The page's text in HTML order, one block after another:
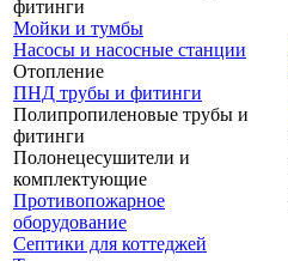
фитинги
Мойки и тумбы
Насосы и насосные станции
Отопление
ПНД трубы и фитинги
Полипропиленовые трубы и
фитинги
Полонецесушители и
комплектующие
Противопожарное
оборудование
Септики для коттеджей